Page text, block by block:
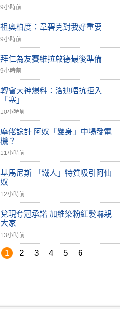
9小時前
祖奧柏度：韋碧克對我好重要
9小時前
拜仁為友賽維拉啟德最後準備
9小時前
轉會大神爆料：洛迪唔抗拒入
「塞」
10小時前
摩佬諗計 阿奴「變身」中場發電
機？
11小時前
基馬尼斯 「鐵人」特質吸引阿仙
奴
12小時前
兌現奪冠承諾 加維染粉紅髮嚇親
大家
13小時前
1 2 3 4 5 6